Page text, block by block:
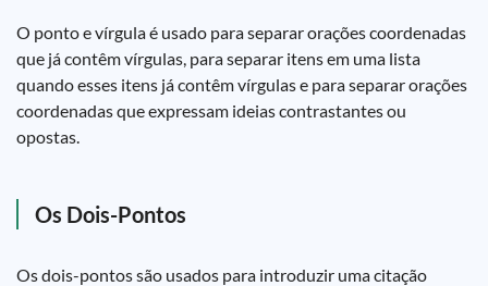
O ponto e vírgula é usado para separar orações coordenadas
que já contêm vírgulas, para separar itens em uma lista
quando esses itens já contêm vírgulas e para separar orações
coordenadas que expressam ideias contrastantes ou
opostas.
Os Dois-Pontos
Os dois-pontos são usados para introduzir uma citação